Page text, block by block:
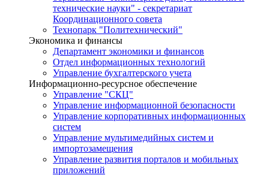
технические науки" - секретариат
Координационного совета
Технопарк "Политехнический"
Экономика и финансы
Департамент экономики и финансов
Отдел информационных технологий
Управление бухгалтерского учета
Информационно-ресурсное обеспечение
Управление "СКЦ"
Управление информационной безопасности
Управление корпоративных информационных
систем
Управление мультимедийных систем и
импортозамещения
Управление развития порталов и мобильных
приложений